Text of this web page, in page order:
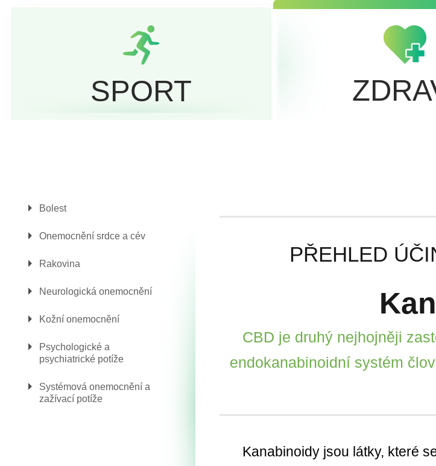
SPORT
PŘEHLED
CBD je druhý nejhojněji
endokanabinoidní systém
Kanabinoidy jsou látky, které
Bolest
Onemocnění srdce a cév
Rakovina
Neurologická onemocnění
Kožní onemocnění
Psychologické a
psychiatrické potíže
Systémová onemocnění a
zažívací potíže